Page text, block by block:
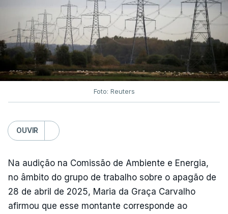
Foto: Reuters
OUVIR
Na audição na Comissão de Ambiente e Energia,
no âmbito do grupo de trabalho sobre o apagão de
28 de abril de 2025, Maria da Graça Carvalho
afirmou que esse montante corresponde ao